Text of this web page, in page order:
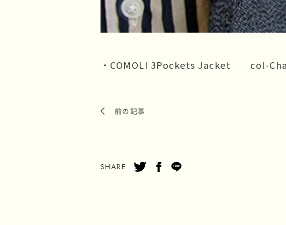
・COMOLI 3Pockets Jacket
前の記事
SHARE